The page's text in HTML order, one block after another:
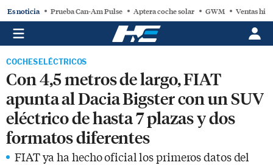
Es noticia Prueba Can-Am Pulse Aptera coche solar GWM Ventas
COCHES ELÉCTRICOS
Con 4,5 metros de largo, FIAT
apunta al Dacia Bigster con un SUV
eléctrico de hasta 7 plazas y dos
formatos diferentes
FIAT ya ha hecho oficial los primeros datos del